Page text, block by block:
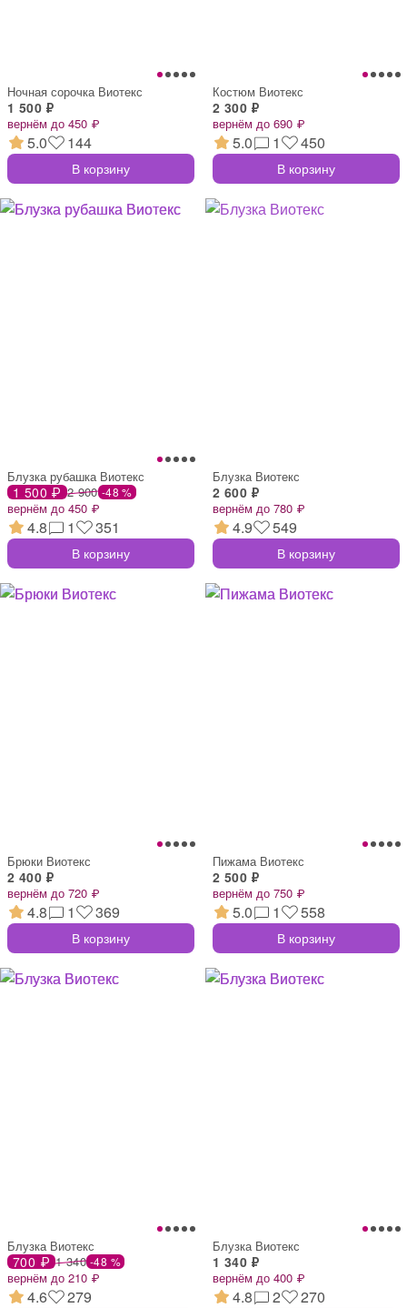
Ночная сорочка Виотекс
1 500 ₽
вернём до 450 ₽
5.0 144
В корзину
Костюм Виотекс
2 300 ₽
вернём до 690 ₽
5.0 1 450
В корзину
Блузка рубашка Виотекс
1 500 ₽ 2 900 -48 %
вернём до 450 ₽
4.8 1 351
В корзину
Блузка Виотекс
2 600 ₽
вернём до 780 ₽
4.9 549
В корзину
Брюки Виотекс
2 400 ₽
вернём до 720 ₽
4.8 1 369
В корзину
Пижама Виотекс
2 500 ₽
вернём до 750 ₽
5.0 1 558
В корзину
Блузка Виотекс
700 ₽ 1 340 -48 %
вернём до 210 ₽
4.6 279
Блузка Виотекс
1 340 ₽
вернём до 400 ₽
4.8 2 270